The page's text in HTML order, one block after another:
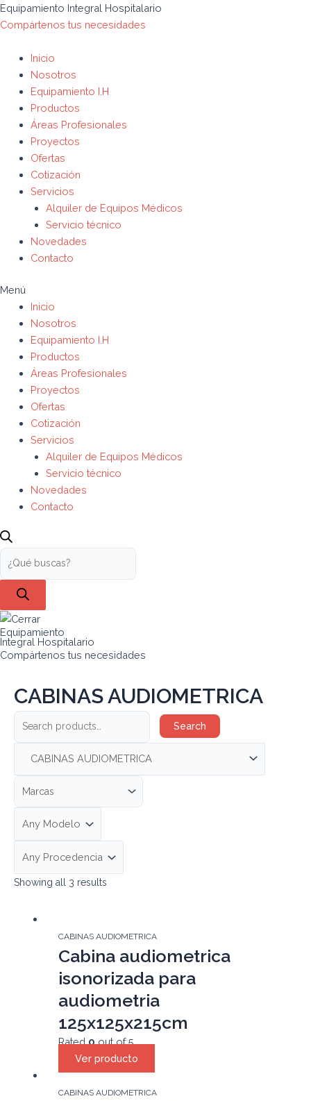
Ir
al
Equipamiento Integral Hospitalario
Compártenos tus necesidades
Inicio
Nosotros
Equipamiento I.H
Productos
Áreas Profesionales
Proyectos
Ofertas
Cotización
Servicios
Alquiler de Equipos Médicos
Servicio técnico
Novedades
Contacto
Menú
Inicio
Nosotros
Equipamiento I.H
Productos
Áreas Profesionales
Proyectos
Ofertas
Cotización
Servicios
Alquiler de Equipos Médicos
Servicio técnico
Novedades
Contacto
Búsqueda
de
Equipamiento
Integral Hospitalario
Compártenos tus necesidades
CABINAS AUDIOMETRICA
Search
for:
Search
Showing all 3 results
CABINAS AUDIOMETRICA
Cabina audiometrica
isonorizada para
audiometria
125x125x215cm
Rated0out of 5
Ver producto
CABINAS AUDIOMETRICA